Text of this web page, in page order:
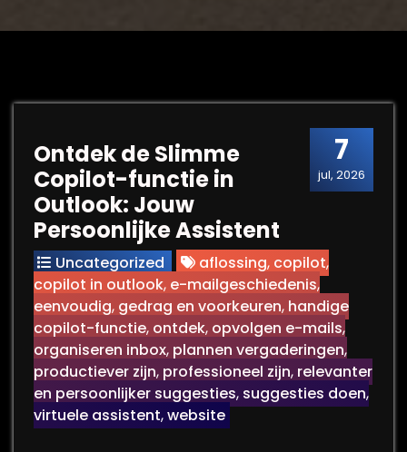
7
jul, 2026
Ontdek de Slimme
Copilot-functie in
Outlook: Jouw
Persoonlijke Assistent
Uncategorized aflossing, copilot,
copilot in outlook, e-mailgeschiedenis,
eenvoudig, gedrag en voorkeuren, handige
copilot-functie, ontdek, opvolgen e-mails,
organiseren inbox, plannen vergaderingen,
productiever zijn, professioneel zijn, relevanter
en persoonlijker suggesties, suggesties doen,
virtuele assistent,website